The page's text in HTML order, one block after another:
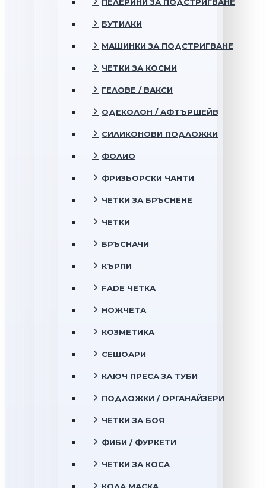
БУТИЛКИ
МАШИНКИ ЗА ПОДСТРИГВАНЕ
ЧЕТКИ ЗА КОСМИ
ГЕЛОВЕ / ВАКСИ
ОДЕКОЛОН / АФТЪРШЕЙВ
СИЛИКОНОВИ ПОДЛОЖКИ
ФОЛИО
ФРИЗЬОРСКИ ЧАНТИ
ЧЕТКИ ЗА БРЪСНЕНЕ
ЧЕТКИ
БРЪСНАЧИ
КЪРПИ
FADE ЧЕТКА
НОЖЧЕТА
КОЗМЕТИКА
СЕШОАРИ
КЛЮЧ ПРЕСА ЗА ТУБИ
ПОДЛОЖКИ / ОРГАНАЙЗЕРИ
ЧЕТКИ ЗА БОЯ
ФИБИ / ФУРКЕТИ
ЧЕТКИ ЗА КОСА